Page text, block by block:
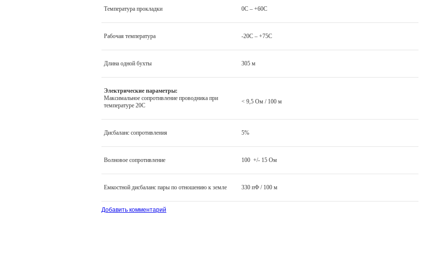
Температура прокладки 0C – +60C
Рабочая температура -20C – +75C
Длина одной бухты 305 м
Электрические параметры:
Максимальное сопротивление проводника при
температуре 20С
< 9,5 Ом / 100 м
Дисбаланс сопротивления 5%
Волновое сопротивление 100 +/- 15 Ом
Емкостной дисбаланс пары по отношению к земле 330 пФ / 100 м
Добавить комментарий